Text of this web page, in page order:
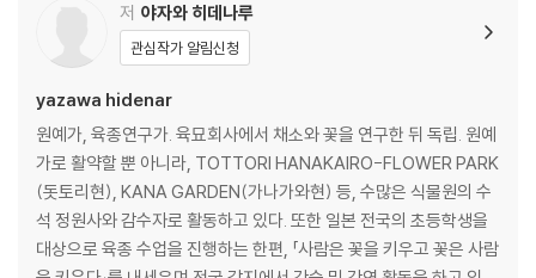
◎ 큰키나무_ 매실나무 / 은엽아카시아 / 벚나무 / 꽃산딸나무 / 유칼립투
스 / 올리브나무/
배롱나무 / 금목서 / 동백나무
◎ 채소_ 딸기 / 누에콩 / 풋콩 / 옥수수 / 토마토 / 가지 / 양배추 / 소송채
/ 감자 / 무 / 고구마
◎ 다육식물_ 봄가을형 / 겨울형 / 여름형
CHAPTER 2 씨뿌리기와 식물심기
저 야자와 히데나루
관심작가 알림신청
yazawa hidenar
원예가, 육종연구가. 육묘회사에서 채소와 꽃을 연구한 뒤 독립. 원예
가로 활약할 뿐 아니라, TOTTORI HANAKAIRO-FLOWER PARK
(돗토리현), KANA GARDEN(가나가와현) 등, 수많은 식물원의 수
석 정원사와 감수자로 활동하고 있다. 또한 일본 전국의 초등학생을
대상으로 육종 수업을 진행하는 한편, 「사람은 꽃을 키우고 꽃은 사람